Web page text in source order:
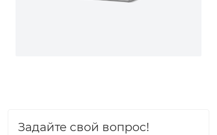
Задайте свой вопрос!